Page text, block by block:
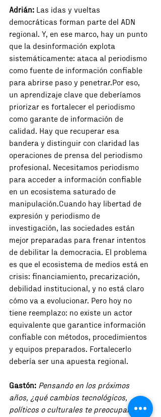
Adrián: Las idas y vueltas
democráticas forman parte del ADN
regional. Y, en ese marco, hay un punto
que la desinformación explota
sistemáticamente: ataca al periodismo
como fuente de información confiable
para abrirse paso y penetrar.Por eso,
un aprendizaje clave que deberíamos
priorizar es fortalecer el periodismo
como garante de información de
calidad. Hay que recuperar esa
bandera y distinguir con claridad las
operaciones de prensa del periodismo
profesional. Necesitamos periodismo
para acceder a información confiable
en un ecosistema saturado de
manipulación.Cuando hay libertad de
expresión y periodismo de
investigación, las sociedades están
mejor preparadas para frenar intentos
de debilitar la democracia. El problema
es que el ecosistema de medios está en
crisis: financiamiento, precarización,
debilidad institucional, y no está claro
cómo va a evolucionar. Pero hoy no
tiene reemplazo: no existe un actor
equivalente que garantice información
confiable con métodos, procedimientos
y equipos preparados. Fortalecerlo
debería ser una apuesta regional.
Gastón: Pensando en los próximos
años, ¿qué cambios tecnológicos,
políticos o culturales te preocupan más